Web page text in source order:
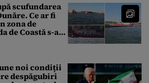
scufundarea
Ce ar fi
zona de
de Coastă s-a
noi condiții
despăgubiri